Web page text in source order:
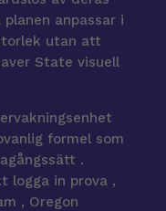
anpassar i
utan att
State visuell
formel som
.
logga in prova ,
, Oregon